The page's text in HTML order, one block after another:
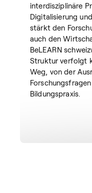
interdisziplinäre
Digitalisierung
stärkt den
auch den
BeLEARN
Struktur verfolgt
Weg, von der
Bildungspraxis.